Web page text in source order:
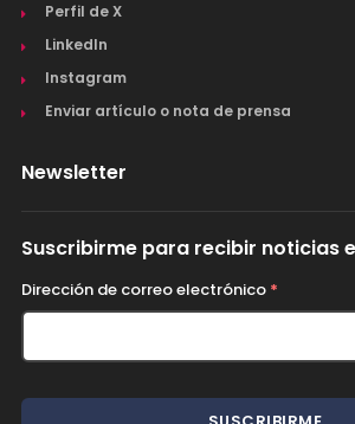
Perfil de X
LinkedIn
Instagram
Enviar artículo o nota de prensa
Newsletter
Suscribirme para recibir noticias
Dirección de correo electrónico *